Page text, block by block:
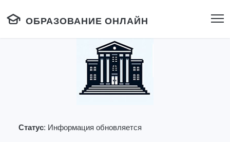
ОБРАЗОВАНИЕ ОНЛАЙН
Статус: Информация обновляется